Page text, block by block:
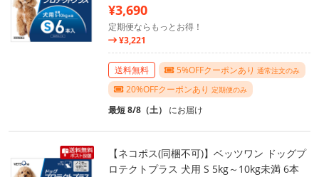
¥3,690
定期便ならもっとお得！
¥3,221
送料無料 5%OFFクーポンあり 通常注文のみ
20%OFFクーポンあり 定期便のみ
最短 8/8（土） にお届け
【ネコポス(同梱不可)】ベッツワン ドッグプ
ロテクトプラス 犬用 S 5kg～10kg未満 6本